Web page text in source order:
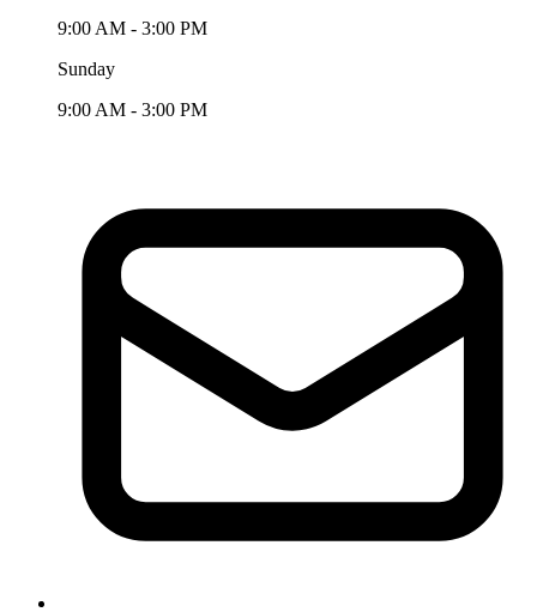
9:00 AM - 3:00 PM
Sunday
9:00 AM - 3:00 PM